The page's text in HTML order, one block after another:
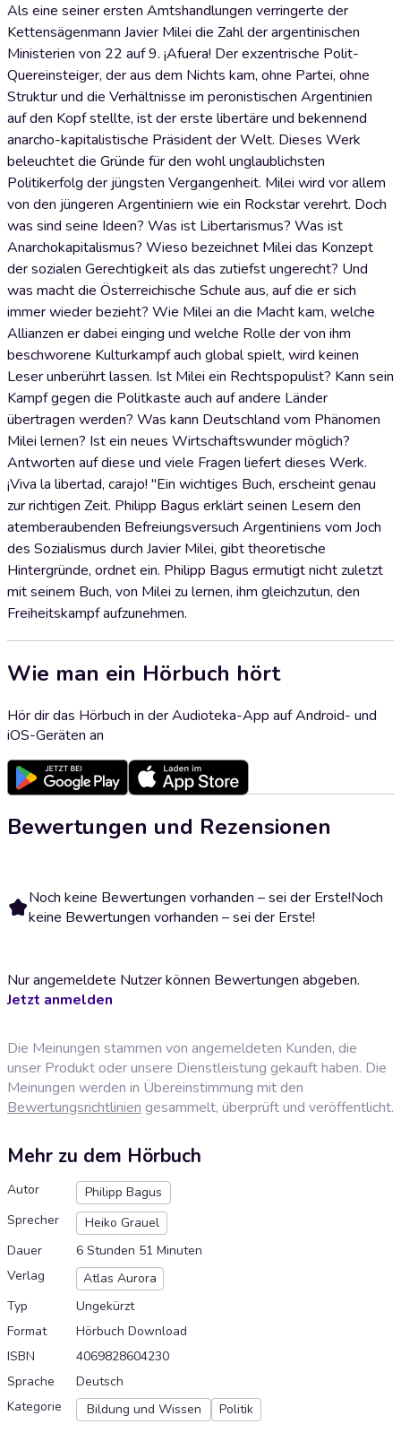
Als eine seiner ersten Amtshandlungen verringerte der
Kettensägenmann Javier Milei die Zahl der argentinischen
Ministerien von 22 auf 9. ¡Afuera! Der exzentrische Polit-
Quereinsteiger, der aus dem Nichts kam, ohne Partei, ohne
Struktur und die Verhältnisse im peronistischen Argentinien
auf den Kopf stellte, ist der erste libertäre und bekennend
anarcho-kapitalistische Präsident der Welt. Dieses Werk
beleuchtet die Gründe für den wohl unglaublichsten
Politikerfolg der jüngsten Vergangenheit. Milei wird vor allem
von den jüngeren Argentiniern wie ein Rockstar verehrt. Doch
was sind seine Ideen? Was ist Libertarismus? Was ist
Anarchokapitalismus? Wieso bezeichnet Milei das Konzept
der sozialen Gerechtigkeit als das zutiefst ungerecht? Und
was macht die Österreichische Schule aus, auf die er sich
immer wieder bezieht? Wie Milei an die Macht kam, welche
Allianzen er dabei einging und welche Rolle der von ihm
beschworene Kulturkampf auch global spielt, wird keinen
Leser unberührt lassen. Ist Milei ein Rechtspopulist? Kann sein
Kampf gegen die Politkaste auch auf andere Länder
übertragen werden? Was kann Deutschland vom Phänomen
Milei lernen? Ist ein neues Wirtschaftswunder möglich?
Antworten auf diese und viele Fragen liefert dieses Werk.
¡Viva la libertad, carajo! "Ein wichtiges Buch, erscheint genau
zur richtigen Zeit. Philipp Bagus erklärt seinen Lesern den
atemberaubenden Befreiungsversuch Argentiniens vom Joch
des Sozialismus durch Javier Milei, gibt theoretische
Hintergründe, ordnet ein. Philipp Bagus ermutigt nicht zuletzt
mit seinem Buch, von Milei zu lernen, ihm gleichzutun, den
Freiheitskampf aufzunehmen.
Wie man ein Hörbuch hört
Hör dir das Hörbuch in der Audioteka-App auf Android- und
iOS-Geräten an
Bewertungen und Rezensionen
Noch keine Bewertungen vorhanden – sei der Erste!Noch
keine Bewertungen vorhanden – sei der Erste!
Nur angemeldete Nutzer können Bewertungen abgeben.
Jetzt anmelden
Die Meinungen stammen von angemeldeten Kunden, die
unser Produkt oder unsere Dienstleistung gekauft haben. Die
Meinungen werden in Übereinstimmung mit den
Bewertungsrichtlinien gesammelt, überprüft und veröffentlicht.
Mehr zu dem Hörbuch
Autor
Philipp Bagus
Sprecher
Heiko Grauel
Dauer
6 Stunden 51 Minuten
Verlag
Atlas Aurora
Typ
Ungekürzt
Format
Hörbuch Download
ISBN
4069828604230
Sprache
Deutsch
Kategorie
Bildung und Wissen Politik